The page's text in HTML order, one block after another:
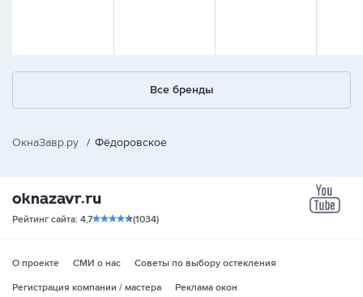
Все бренды
ОкнаЗавр.ру / Фёдоровское
Рейтинг сайта: 4,7 (1034)
О проекте СМИ о нас
Советы по выбору остекления
Регистрация компании / мастера
Реклама окон